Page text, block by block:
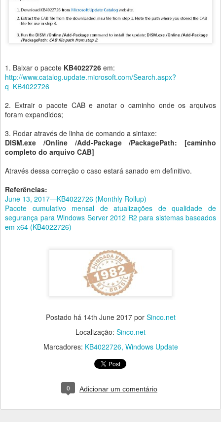
1. Baixar o pacote KB4022726 em:
http://www.catalog.update.microsoft.com/Search.aspx?
q=KB4022726
2. Extrair o pacote CAB e anotar o caminho onde os arquivos
foram expandidos;
3. Rodar através de linha de comando a sintaxe:
DISM.exe /Online /Add-Package /PackagePath: [caminho
completo do arquivo CAB]
Através dessa correção o caso estará sanado em definitivo.
Referências:
June 13, 2017—KB4022726 (Monthly Rollup)
Pacote cumulativo mensal de atualizações de qualidade de
segurança para Windows Server 2012 R2 para sistemas baseados
em x64 (KB4022726)
Postado há 14th June 2017por Sinco.net
Localização: Sinco.net
Marcadores: KB4022726 Windows Update
0 Adicionar um comentário